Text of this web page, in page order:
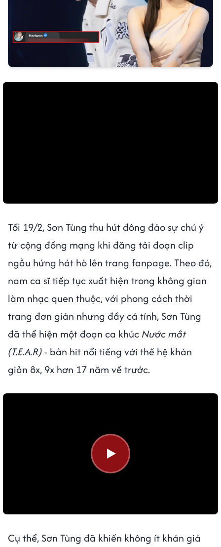
Tối 19/2, Sơn Tùng thu hút đông đảo sự chú ý
từ cộng đồng mạng khi đăng tải đoạn clip
ngẫu hứng hát hò lên trang fanpage. Theo đó,
nam ca sĩ tiếp tục xuất hiện trong không gian
làm nhạc quen thuộc, với phong cách thời
trang đơn giản nhưng đầy cá tính, Sơn Tùng
đã thể hiện một đoạn ca khúc Nước mắt
(T.E.A.R)- bản hit nổi tiếng với thế hệ khán
giản 8x, 9x hơn 17 năm về trước.
Cụ thể, Sơn Tùng đã khiến không ít khán giả